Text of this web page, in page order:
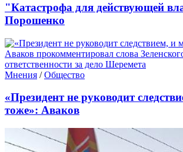
"Катастрофа для действующей
Порошенко
Мнения /Общество
«Президент не руководит
тоже»: Аваков